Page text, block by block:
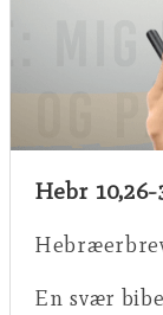
Hebr
En svær